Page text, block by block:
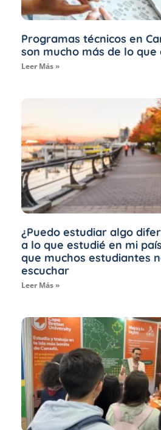
Programas técnicos en
son mucho más de lo que
Leer Más »
¿Puedo estudiar algo
a lo que estudié en mi
que muchos estudiantes
escuchar
Leer Más »